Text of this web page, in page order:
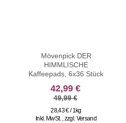
Mövenpick DER
HIMMLISCHE
Kaffeepads, 6x36 Stück
sonderangebot
42,99 €
49,99 €
28,43 € / 1kg
Inkl. MwSt. ,zzgl.Versand